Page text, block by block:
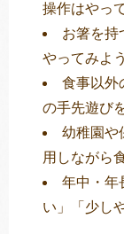
操作はやっ
お箸を持
やってみよ
食事以外
の手先遊び
幼稚園や
用しながら
年中・年
い」「少し